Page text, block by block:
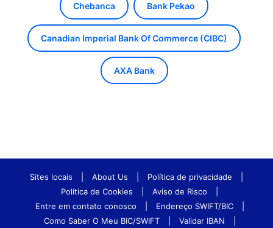
Chebanca Bank Pekao
Canadian Imperial Bank Of Commerce (CIBC)
AXA Bank
Sites locais About Us Política de privacidade
Política de Cookies
Aviso de Risco
Entre em contato conosco
Endereço SWIFT/BIC
Como Saber O Meu BIC/SWIFT
Validar IBAN